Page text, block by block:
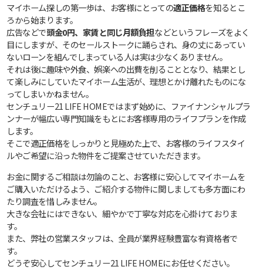
マイホーム探しの第一歩は、お客様にとっての適正価格を知るとこ
ろから始まります。
広告などで頭金0円、家賃と同じ月額負担などというフレーズをよく
目にしますが、そのセールストークに踊らされ、身の丈にあってい
ないローンを組んでしまっている人は実は少なくありません。
それは後に趣味や外食、娯楽への出費を削ることとなり、結果とし
て楽しみにしていたマイホーム生活が、理想とかけ離れたものにな
ってしまいかねません。
センチュリー21 LIFE HOMEではまず始めに、ファイナンシャルプラ
ンナーが幅広い専門知識をもとにお客様専用のライフプランを作成
します。
そこで適正価格をしっかりと見極めた上で、お客様のライフスタイ
ルやご希望に沿った物件をご提案させていただきます。
お金に関するご相談は勿論のこと、お客様に安心してマイホームを
ご購入いただけるよう、ご紹介する物件に関しましても多方面にわ
たり調査を惜しみません。
大きな会社にはできない、細やかで丁寧な対応を心掛けておりま
す。
また、弊社の営業スタッフは、全員が業界経験豊富な有資格者で
す。
どうぞ安心してセンチュリー21 LIFE HOMEにお任せください。